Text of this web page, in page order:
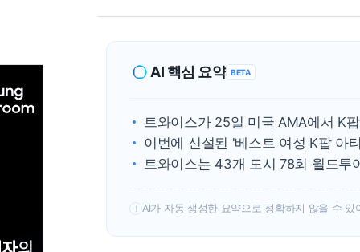
AI 핵심 요약 BETA
트와이스가 25일 미국 AMA에서 K
이번에 신설된 '베스트 여성 K팝 아
트와이스는 43개 도시 78회 월드투
! AI가 자동 생성한 요약으로 정확하지 않을 수 있